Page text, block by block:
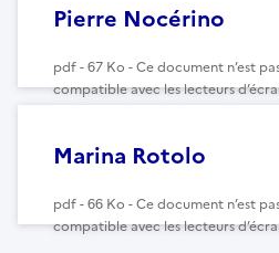
Pierre Nocérino
pdf - 67 Ko - Ce document n’est
compatible avec les lecteurs
Marina Rotolo
pdf - 66 Ko - Ce document n’est
compatible avec les lecteurs